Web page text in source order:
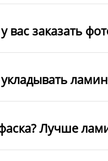
вас заказать
Лучше